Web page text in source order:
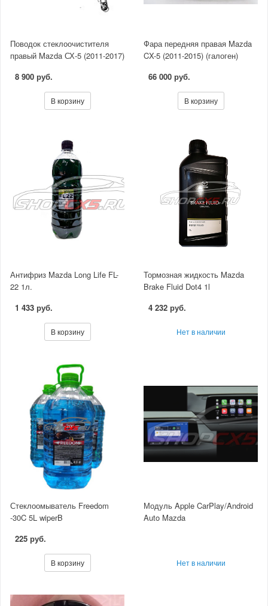
Поводок стеклоочистителя
правый Mazda СХ-5 (2011-2017)
8 900 руб.
В корзину
Фара передняя правая Mazda
CX-5 (2011-2015) (галоген)
66 000 руб.
В корзину
Антифриз Mazda Long Life FL-
22 1л.
1 433 руб.
В корзину
Тормозная жидкость Mazda
Brake Fluid Dot4 1l
4 232 руб.
Нет в наличии
Стеклоомыватель Freedom
-30C 5L wiperB
225 руб.
В корзину
Модуль Apple CarPlay/Android
Auto Mazda
Нет в наличии